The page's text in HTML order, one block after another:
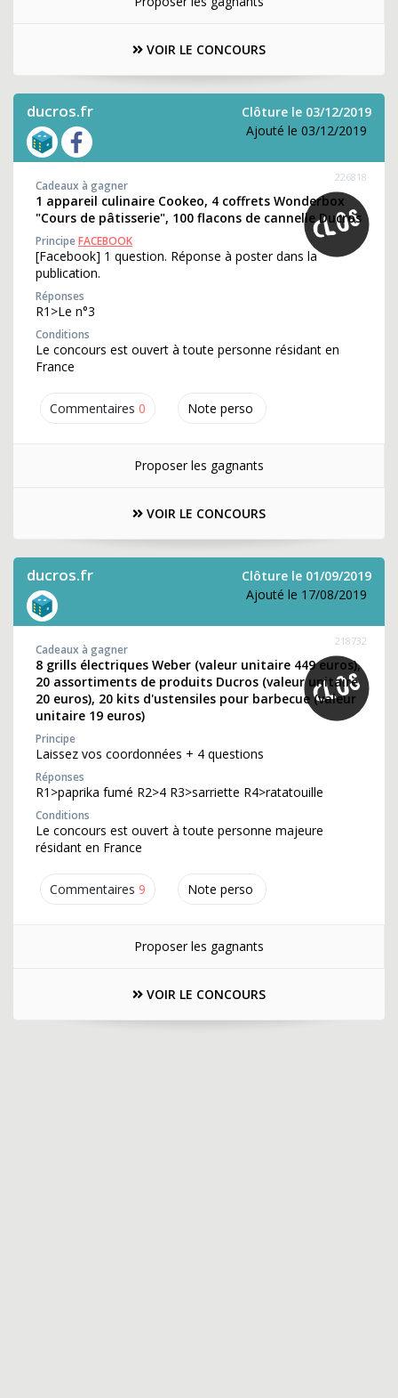
VOIR LE CONCOURS
ducros.fr
Clôture le 03/12/2019
Ajouté le 03/12/2019
Commentaires 0 Note perso
226818
Cadeaux à gagner
1 appareil culinaire Cookeo, 4 coffrets Wonderbox
"Cours de pâtisserie", 100 flacons de cannelle Ducros
PrincipeFACEBOOK
[Facebook] 1 question. Réponse à poster dans la
publication.
Réponses
R1>Le n°3
Conditions
Le concours est ouvert à toute personne résidant en
France
Proposer les gagnants
VOIR LE CONCOURS
ducros.fr
Clôture le 01/09/2019
Ajouté le 17/08/2019
Commentaires 9 Note perso
218732
Cadeaux à gagner
8 grills électriques Weber (valeur unitaire 449 euros),
20 assortiments de produits Ducros (valeur unitaire
20 euros), 20 kits d'ustensiles pour barbecue (valeur
unitaire 19 euros)
Principe
Laissez vos coordonnées + 4 questions
Réponses
R1>paprika fumé R2>4 R3>sarriette R4>ratatouille
Conditions
Le concours est ouvert à toute personne majeure
résidant en France
Proposer les gagnants
VOIR LE CONCOURS